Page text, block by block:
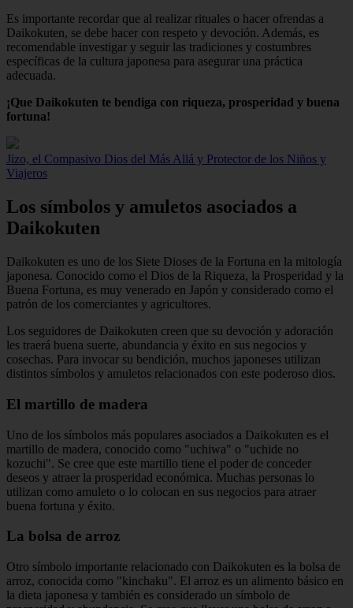
Es importante recordar que al realizar rituales o hacer ofrendas a
Daikokuten, se debe hacer con respeto y devoción. Además, es
recomendable investigar y seguir las tradiciones y costumbres
específicas de la cultura japonesa para asegurar una práctica
adecuada.
¡Que Daikokuten te bendiga con riqueza, prosperidad y buena
fortuna!
Jizo, el Compasivo Dios del Más Allá y Protector de los Niños y
Viajeros
Los símbolos y amuletos asociados a
Daikokuten
Daikokuten es uno de los Siete Dioses de la Fortuna en la mitología
japonesa. Conocido como el Dios de la Riqueza, la Prosperidad y la
Buena Fortuna, es muy venerado en Japón y considerado como el
patrón de los comerciantes y agricultores.
Los seguidores de Daikokuten creen que su devoción y adoración
les traerá buena suerte, abundancia y éxito en sus negocios y
cosechas. Para invocar su bendición, muchos japoneses utilizan
distintos símbolos y amuletos relacionados con este poderoso dios.
El martillo de madera
Uno de los símbolos más populares asociados a Daikokuten es el
martillo de madera, conocido como "uchiwa" o "uchide no
kozuchi". Se cree que este martillo tiene el poder de conceder
deseos y atraer la prosperidad económica. Muchas personas lo
utilizan como amuleto o lo colocan en sus negocios para atraer
buena fortuna y éxito.
La bolsa de arroz
Otro símbolo importante relacionado con Daikokuten es la bolsa de
arroz, conocida como "kinchaku". El arroz es un alimento básico en
la dieta japonesa y también es considerado un símbolo de